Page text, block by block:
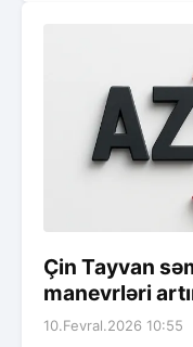
Çin Tayvan
manevrləri
10.Fevral.2026 10:55